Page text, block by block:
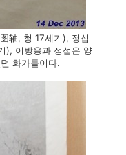
轴, 청 17세기), 정섭
), 이방응과 정섭은 양
화가들이다.